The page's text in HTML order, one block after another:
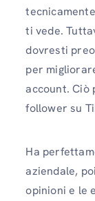
ti vede.
dovresti
per
account.
follower su
Ha
aziendale,
opinioni e le